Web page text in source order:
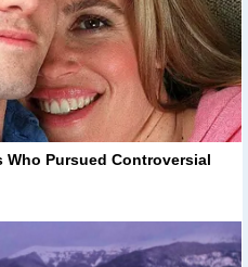
Pursued Controversial